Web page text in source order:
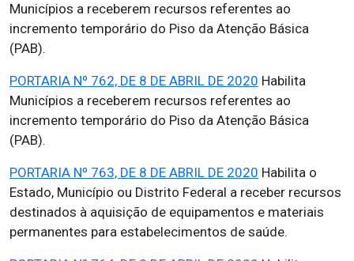
Municípios a receberem recursos referentes ao
incremento temporário do Piso da Atenção Básica
(PAB).
PORTARIA Nº 762, DE 8 DE ABRIL DE 2020 Habilita
Municípios a receberem recursos referentes ao
incremento temporário do Piso da Atenção Básica
(PAB).
PORTARIA Nº 763, DE 8 DE ABRIL DE 2020 Habilita o
Estado, Município ou Distrito Federal a receber recursos
destinados à aquisição de equipamentos e materiais
permanentes para estabelecimentos de saúde.